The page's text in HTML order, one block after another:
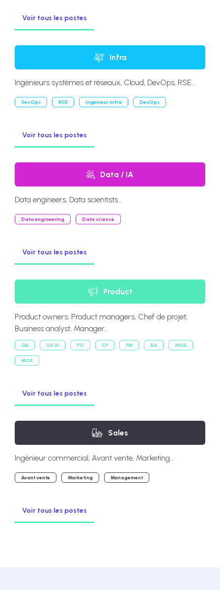
Voir tous les postes
Infra
Ingénieurs systèmes et réseaux, Cloud, DevOps, RSE...
SecOps RSE Ingénieur infra DevOps
Voir tous les postes
Data / IA
Data engineers, Data scientists...
Data engineering Data science
Voir tous les postes
Product
Product owners, Product managers, Chef de projet,
Business analyst, Manager...
QA UX UI PO CP PM BA MOA
MOE
Voir tous les postes
Sales
Ingénieur commercial, Avant vente, Marketing...
Avant vente Marketing Management
Voir tous les postes